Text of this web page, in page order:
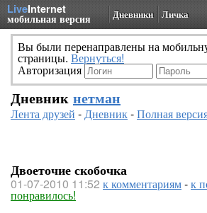
LiveInternet
мобильная версия Дневники Личка
Вы были перенаправлены на
страницы. Вернуться!
Авторизация
Дневник нетман
Лента друзей -Дневник-Полная
Двоеточие скобочка
01-07-2010 11:52 к комментариям-к
понравилось!